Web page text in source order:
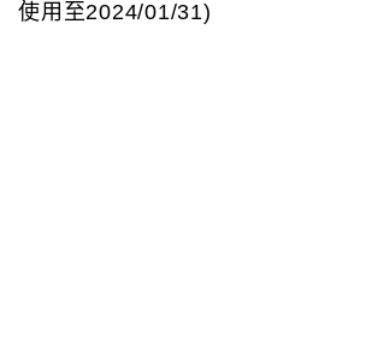
使用至2024/01/31)